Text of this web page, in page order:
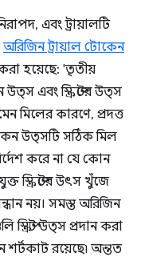
এবং ট্রায়ালটি
অরিজিন ট্রায়াল টোকেন
হয়েছে: 'তৃতীয়
এবং স্ক্রিপ্টের উত্স
মিলের কারণে, প্রদত্ত
উত্সটি সঠিক মিল
করে না যে কোন
স্ক্রিপ্টের উৎস খুঁজে
নয়। সমস্ত অরিজিন
উত্স প্রদান করা
শর্টকাট রয়েছে৷ অন্তত